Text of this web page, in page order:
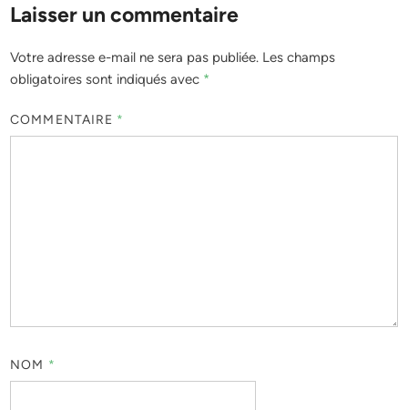
Laisser un commentaire
Votre adresse e-mail ne sera pas publiée. Les champs
obligatoires sont indiqués avec *
COMMENTAIRE *
NOM *